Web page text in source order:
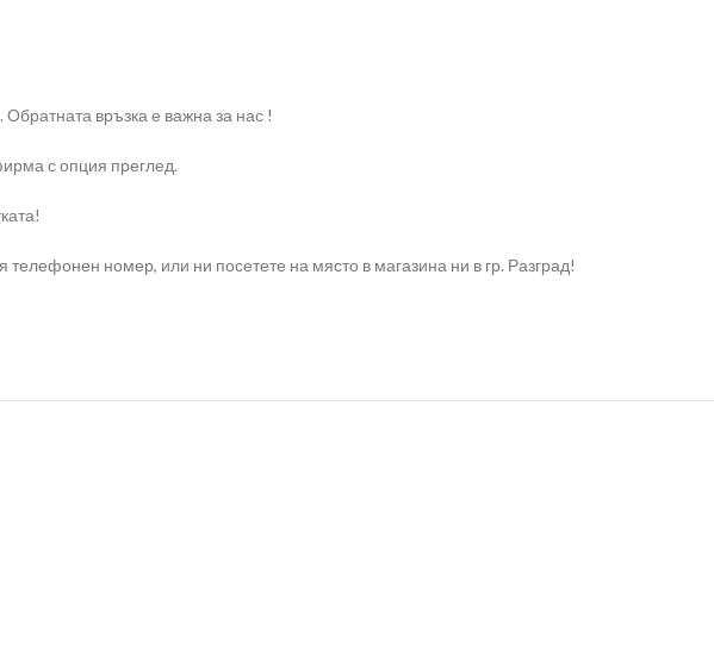
връзка е важна за нас !
с опция преглед.
номер, или ни посетете на място в магазина ни в гр. Разград!